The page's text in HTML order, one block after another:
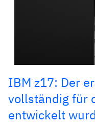
IBM z17: Der
vollständig für
entwickelt